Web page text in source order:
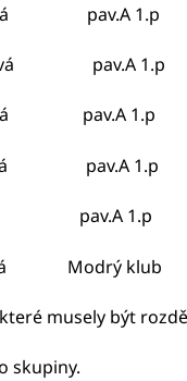
pav.A
pav.A
pav.A
pav.A
pav.A
Modrý
musely být
skupiny.